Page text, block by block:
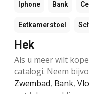
Iphone Bank
Eetkamerstoel
Hek
Als u meer wilt
catalogi. Neem
Zwembad, Bank,